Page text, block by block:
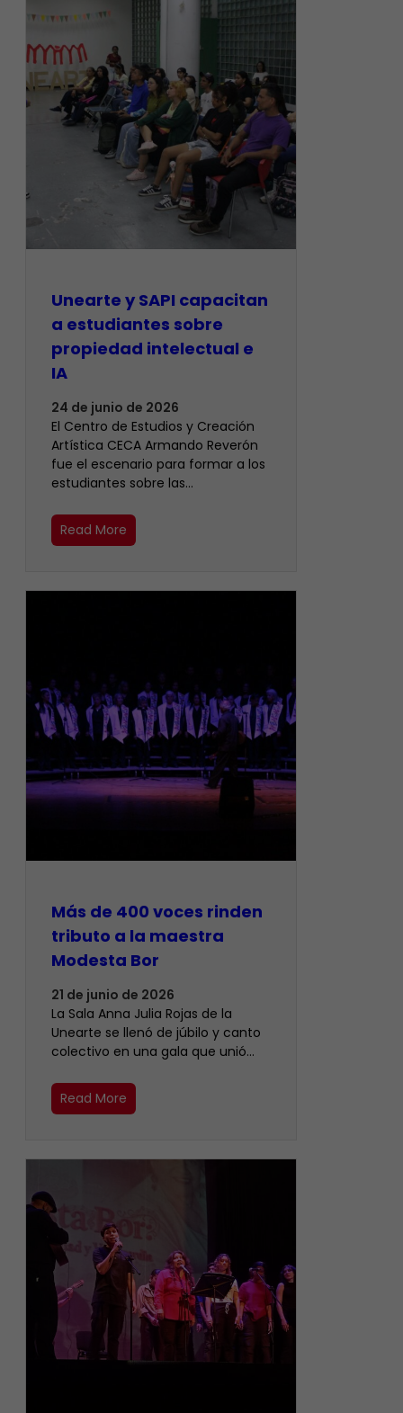
Unearte y SAPI capacitan
a estudiantes sobre
propiedad intelectual e
IA
24 de junio de 2026
El Centro de Estudios y Creación
Artística CECA Armando Reverón
fue el escenario para formar a los
estudiantes sobre las…
Read More
Más de 400 voces rinden
tributo a la maestra
Modesta Bor
21 de junio de 2026
​La Sala Anna Julia Rojas de la
Unearte se llenó de júbilo y canto
colectivo en una gala que unió…
Read More